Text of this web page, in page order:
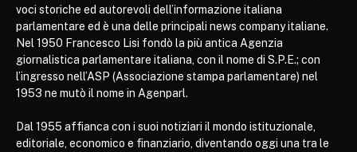
voci storiche ed autorevoli dell’informazione italiana
parlamentare ed è una delle principali news company italiane.
Nel 1950 Francesco Lisi fondò la più antica Agenzia
giornalistica parlamentare italiana, con il nome di S.P.E.; con
l’ingresso nell’ASP (Associazione stampa parlamentare) nel
1953 ne mutò il nome in Agenparl.
Dal 1955 affianca con i suoi notiziari il mondo istituzionale,
editoriale, economico e finanziario, diventando oggi una tra le